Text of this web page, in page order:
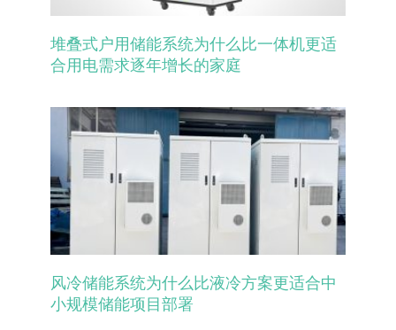
堆叠式户用储能系统为什么比一体机更适
合用电需求逐年增长的家庭
风冷储能系统为什么比液冷方案更适合中
小规模储能项目部署